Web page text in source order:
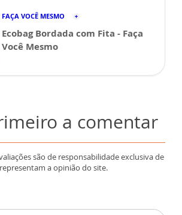
FAÇA VOCÊ MESMO
Ecobag Bordada com Fita - Faça
Você Mesmo
a comentar
são de responsabilidade exclusiva de
a opinião do site.